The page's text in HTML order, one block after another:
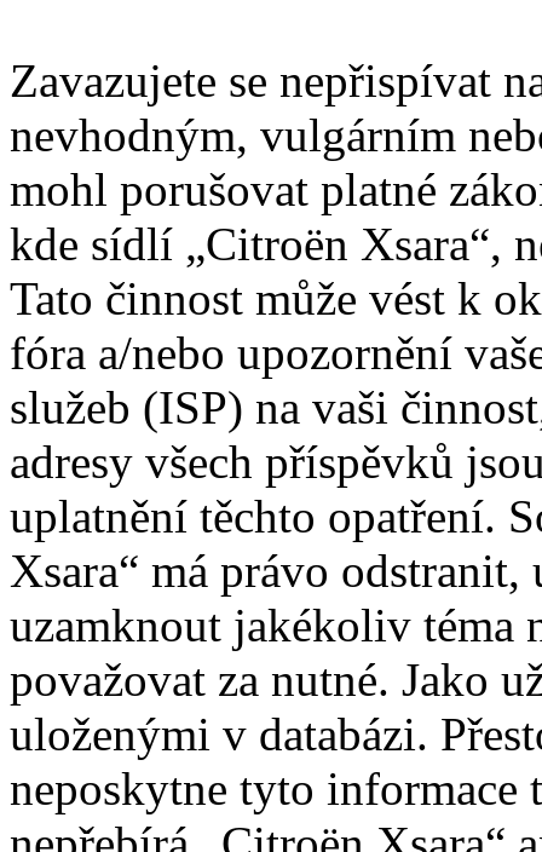
Zavazujete se nepřispívat
nevhodným, vulgárním
mohl porušovat platné
kde sídlí „Citroën Xsara“,
Tato činnost může vést k
fóra a/nebo upozornění
služeb (ISP) na vaši
adresy všech příspěvků
uplatnění těchto opatření.
Xsara“ má právo
uzamknout jakékoliv téma
považovat za nutné. Jako
uloženými v databázi.
neposkytne tyto informace